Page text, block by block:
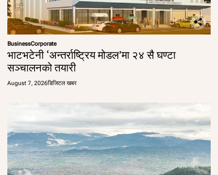
BusinessCorporate
भाटभटेनी ‘अन्तर्राष्ट्रिय मोडल’मा २४ सै घण्टा
सञ्चालनको तयारी
August 7, 2026डिजिटल खबर